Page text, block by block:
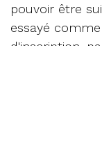
pouvoir être
essayé
d'inscription,